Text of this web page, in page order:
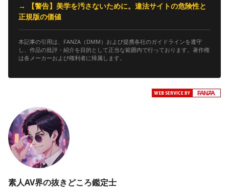
→ 【警告】美学を汚さないために。違法サイトの危険性と
正規版の価値
本記事の引用は、FANZA（DMM）および提携各社のガイドラインを遵守
し、作品の批評・紹介を目的として正当な範囲内で行っております。著作権
は各メーカーおよび権利者に帰属します。
素人AV界の抜きどころ鑑定士